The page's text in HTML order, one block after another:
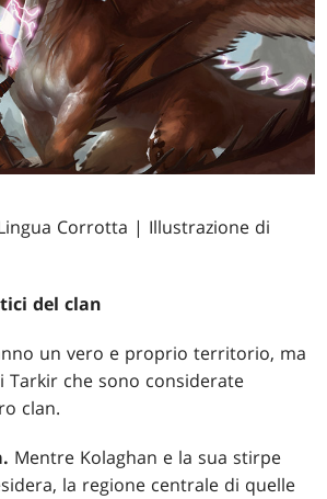
Corrotta | Illustrazione di
del clan
un vero e proprio territorio, ma
Tarkir che sono considerate
clan.
Mentre Kolaghan e la sua stirpe
la regione centrale di quelle